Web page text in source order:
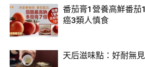
番茄膏1營養高鮮番茄
癌3類人慎食
天后滋味點：好耐無